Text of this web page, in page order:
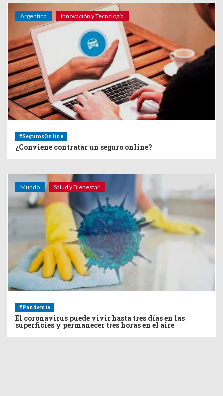
Argentina Innovación y Tecnología
#SegurosOnline
¿Conviene contratar un seguro online?
Mundo Salud y Bienestar
#Pandemia
El coronavirus puede vivir hasta tres días en las
superficies y permanecer tres horas en el aire